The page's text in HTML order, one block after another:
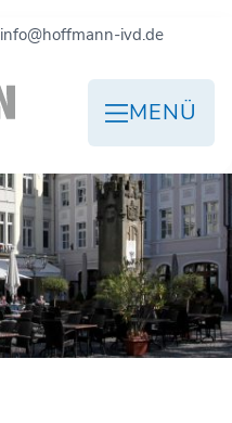
info@hoffmann-ivd.de
MENÜ